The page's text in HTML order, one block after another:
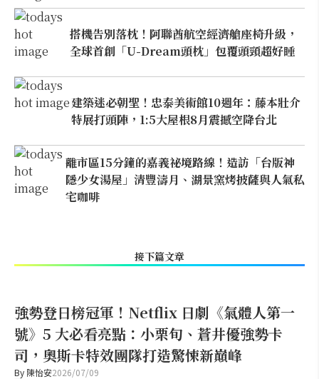
搭機告別落枕！阿聯酋航空經濟艙座椅升級，
全球首創「U-Dream頭枕」包覆頭頸超好睡
建築迷必朝聖！忠泰美術館10週年：藤本壯介
特展打頭陣，1:5大屋根8月震撼空降台北
離市區15分鐘的嘉義祕境路線！造訪「台版神
隱少女湯屋」清豐濤月、湖景窯烤披薩與人氣私
宅咖啡
接下篇文章
強勢登日榜冠軍！Netflix 日劇《氣體人第一
號》5 大必看亮點：小栗旬、蒼井優強勢卡
司，奧斯卡特效團隊打造驚悚新巔峰
By 陳怡安2026/07/09